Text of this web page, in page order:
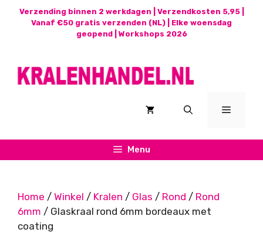
Verzending binnen 2 werkdagen | Verzendkosten 5,95 |
Vanaf €50 gratis verzenden (NL) | Elke woensdag
geopend | Workshops 2026
Menu
Menu
Home / Winkel / Kralen / Glas / Rond / Rond
6mm / Glaskraal rond 6mm bordeaux met
coating